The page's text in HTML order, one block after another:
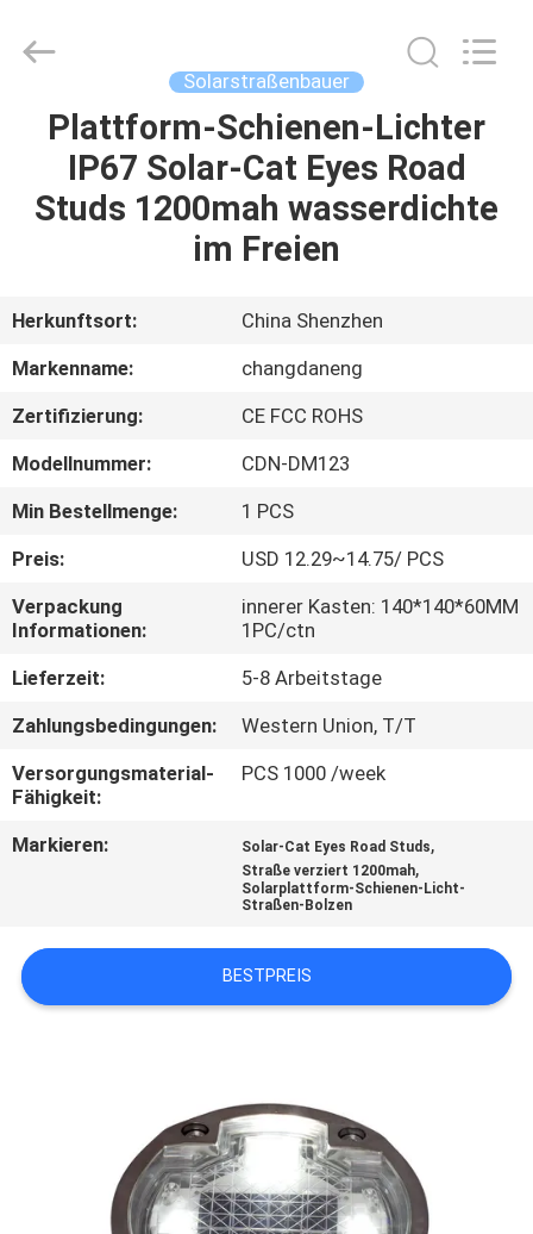
HEIM
PRODUKTE
UNS
TOUR
QUALITÄTSKONTROLLE
KONTAKTIERE
UNS
FÄLLE
FORDERN
EIN
ANGEBOT
AN
SITEMAP
Ltd..
Solarstraßenbauer
Plattform-Schienen-Lichter
IP67 Solar-Cat Eyes Road
Studs 1200mah wasserdichte
im Freien
Herkunftsort:
China Shenzhen
Markenname:
changdaneng
Zertifizierung:
CE FCC ROHS
Modellnummer:
CDN-DM123
Min Bestellmenge:
1 PCS
Preis:
USD 12.29~14.75/ PCS
Verpackung
Informationen:
innerer Kasten: 140*140*60MM
1PC/ctn
Lieferzeit:
5-8 Arbeitstage
Zahlungsbedingungen:
Western Union, T/T
Versorgungsmaterial-
Fähigkeit:
PCS 1000 /week
Markieren: Solar-Cat Eyes Road Studs,
Straße verziert 1200mah,
Solarplattform-Schienen-Licht-
Straßen-Bolzen
BESTPREIS